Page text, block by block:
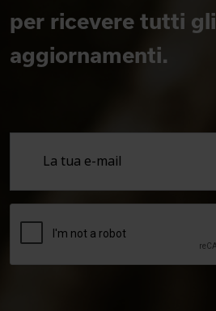
per ricevere tutti gli
aggiornamenti.